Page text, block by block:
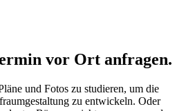
vor Ort anfragen.
und Fotos zu studieren, um die
zu entwickeln. Oder